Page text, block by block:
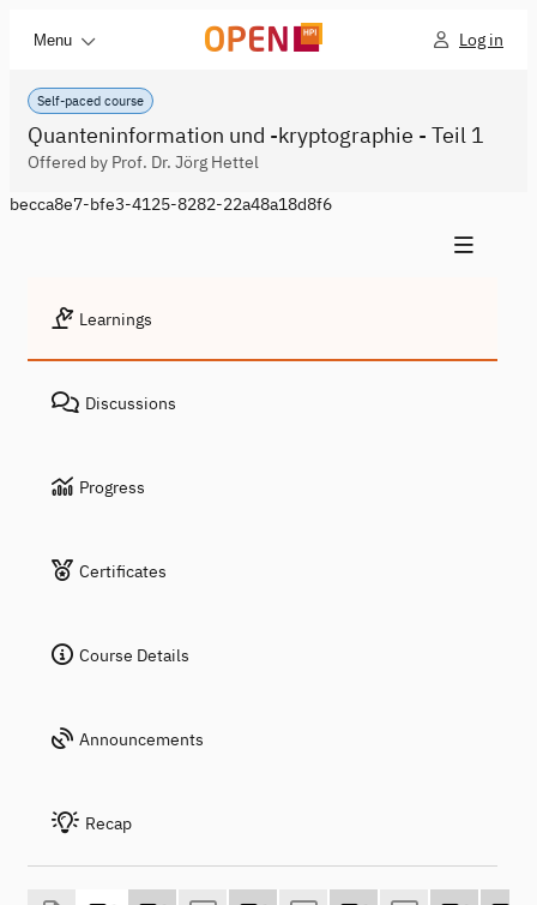
Menu Log in
Self-paced course
Quanteninformation und -kryptographie - Teil 1
Offered by Prof. Dr. Jörg Hettel
becca8e7-bfe3-4125-8282-22a48a18d8f6
Learnings
Discussions
Progress
Certificates
Course Details
Announcements
Recap